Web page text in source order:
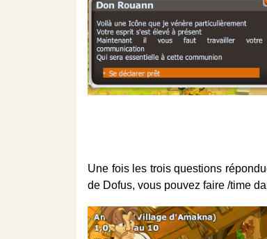
Une fois les trois questions
de Dofus, vous pouvez faire /time